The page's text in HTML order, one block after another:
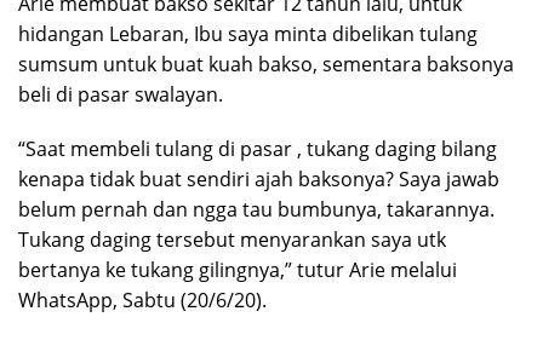
hidangan Lebaran, Ibu saya minta dibelikan tulang
sumsum untuk buat kuah bakso, sementara baksonya
beli di pasar swalayan.
“Saat membeli tulang di pasar , tukang daging bilang
kenapa tidak buat sendiri ajah baksonya? Saya jawab
belum pernah dan ngga tau bumbunya, takarannya.
Tukang daging tersebut menyarankan saya utk
bertanya ke tukang gilingnya,” tutur Arie melalui
WhatsApp, Sabtu (20/6/20).